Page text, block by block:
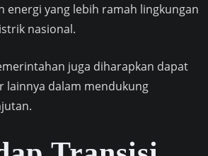
yang lebih ramah lingkungan
nasional.
juga diharapkan dapat
lainnya dalam mendukung